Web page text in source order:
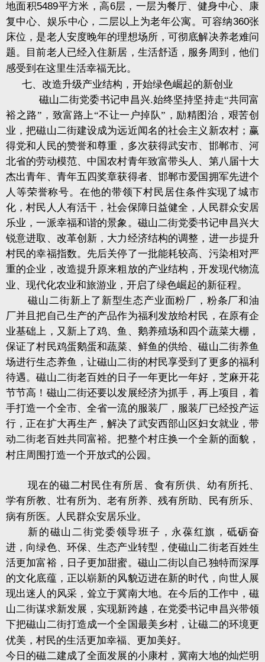
地面积5489平方米，高6层，一层为餐厅、健身中心、康
复中心、娱乐中心，二层以上为老年公寓。可容纳360张
床位，是老人安度晚年的理想场所，可彻底解决养老难问
题。目前老人已经入住新居，生活舒适，服务周到，他们
感受到在这里生活幸福无比。
七、改造升级产业结构，开始绿色崛起的新创业
磁山二街党委书记申昌兴.始终坚持坚持走“共同富
裕之路”，致富路上“不让一户掉队”，励精图治，艰苦创
业，把磁山二街建设成为远近闻名的社会主义新农村；赢
得党和人民的赞誉和尊重，多次获得武安市、邯郸市、河
北省的劳动模范、中国农村青年致富带头人、第八届十大
杰出青年、青年五四奖章获得者、邯郸市爱国拥军先进个
人等荣誉称号。在他的带领下村民居住条件实现了城市
化，村民人人有活干，社会保障日益健全，人民群众安居
乐业，一派幸福和谐的景象。磁山二街党委书记申昌兴大
锐意进取、改革创新，大力经济结构的调整，进一步提升
村民的幸福指数。先后关停了一批能耗较高、污染相对严
重的企业，改造提升原来粗放的产业结构，开发现代物流
业、现代化农业和旅游业，开启了绿色崛起的新征程。
磁山二街新上了新型生态产业面粉厂，粉条厂和油
厂并且把自己生产的产品作为福利发放给村民，在原有企
业基础上，又新上了鸡、鱼、鹅养殖场和四个蔬菜大棚，
保证了村民鸡蛋鹅蛋和蔬菜、鲜鱼的供给、磁山二街养鱼
场进行生态养鱼，让磁山二街的村民享受到了更多的福利
待遇。磁山二街老百姓的日子一年更比一年好，芝麻开花
节节高！磁山二街还要以发展经济为抓手，再上项目，着
手打造一个全市、全省一流的服装厂，服装厂已经投产运
行，正在扩大再生产，解决了武安西部山区妇女就业，带
动二街老百姓共同富裕。把整个村庄换一个全新的面貌，
村庄周围打造一个开放式的公园。
现在的磁二村民住有所居、食有所供、幼有所托、
学有所教、壮有所为、老有所养、残有所助、民有所乐、
病有所医。人民群众安居乐业。
新的磁山二街党委领导班子，永葆红旗，砥砺奋
进，向绿色、环保、生态产业转型，使磁山二街老百姓生
活更加富裕，日子更加甜蜜。磁山二街以自己独特而深厚
的文化底蕴，正以崭新的风貌迈进在新的时代，向世人展
现出迷人的风采，耸立于冀南大地。在今后的工作中，磁
山二街谋求新发展，实现新跨越，在党委书记申昌兴带领
下把磁山二街打造成一个全国最美乡村，让磁二的环境更
优美，村民的生活更加幸福、更加美好。
今日的磁二建成了全面发展的小康村，冀南大地的灿烂明